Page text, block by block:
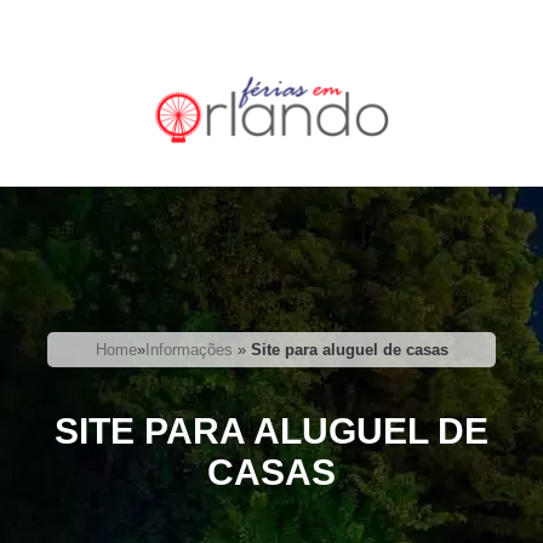
Home»Informações » Site para aluguel de casas
SITE PARA ALUGUEL DE
CASAS